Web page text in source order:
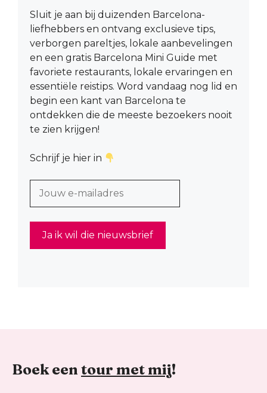
Sluit je aan bij duizenden Barcelona-
liefhebbers en ontvang exclusieve tips,
verborgen pareltjes, lokale aanbevelingen
en een gratis Barcelona Mini Guide met
favoriete restaurants, lokale ervaringen en
essentiële reistips. Word vandaag nog lid en
begin een kant van Barcelona te
ontdekken die de meeste bezoekers nooit
te zien krijgen!
Schrijf je hier in
Boek een tour met mij!